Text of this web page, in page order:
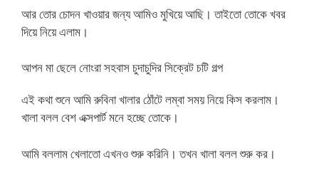
আর তোর চোদন খাওয়ার জন্য আমিও মুখিয়ে আছি। তাইতো তোকে খবর
দিয়ে নিয়ে এলাম।
আপন মা ছেলে নোংরা সহবাস চুদাচুদির সিক্রেট চটি গল্প
এই কথা শুনে আমি রুবিনা খালার ঠোঁটে লম্বা সময় নিয়ে কিস করলাম।
খালা বলল বেশ এক্সপার্ট মনে হচ্ছে তোকে।
আমি বললাম খেলাতো এখনও শুরু করিনি। তখন খালা বলল শুরু কর।